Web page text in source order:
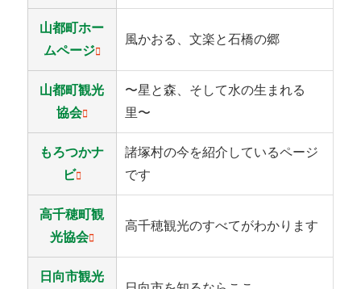
山都町ホー
ムページ
風かおる、文楽と石橋の郷
山都町観光
協会
〜星と森、そして水の生まれる
里〜
もろつかナ
ビ
諸塚村の今を紹介しているページ
です
高千穂町観
光協会
高千穂観光のすべてがわかります
日向市観光